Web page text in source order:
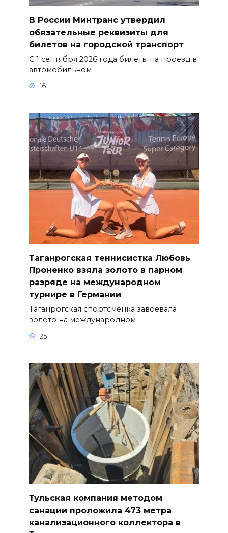
В России Минтранс утвердил
обязательные реквизиты для
билетов на городской транспорт
С 1 сентября 2026 года билеты на проезд в
автомобильном
16
Таганрогская теннисистка Любовь
Проненко взяла золото в парном
разряде на международном
турнире в Германии
Таганрогская спортсменка завоевала
золото на международном
25
Тульская компания методом
санации проложила 473 метра
канализационного коллектора в